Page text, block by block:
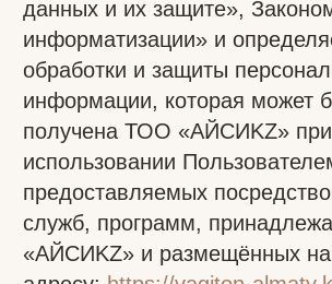
служб, программ, принадлежащих ТОО
«АЙСИKZ» и размещённых на сайте по
адресу: https://vagiton-almaty.kz/nauli
Текст Политики доступен Пользователям в
сети Интернет по адресу:https://vagiton-
almaty.kz/politic
1. Общие положения
1.1. Использование Пользователем сайта
https://vagiton-almaty.kz/naulозначает
согласие с настоящей Политикой
конфиденциальности и условиями